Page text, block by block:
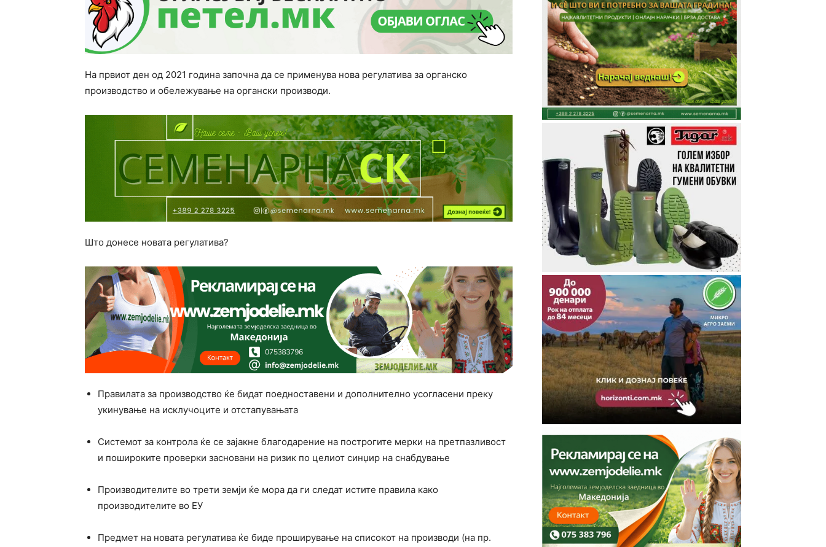
На првиот ден од 2021 година започна да се применува нова регулатива за органско
производство и обележување на органски производи.
Што донесе новата регулатива?
Правилата за производство ќе бидат поедноставени и дополнително усогласени преку
укинување на исклучоците и отстапувањата
Системот за контрола ќе се зајакне благодарение на построгите мерки на претпазливост
и пошироките проверки засновани на ризик по целиот синџир на снабдување
Производителите во трети земји ќе мора да ги следат истите правила како
производителите во ЕУ
Предмет на новата регулатива ќе биде проширување на списокот на производи (на пр.